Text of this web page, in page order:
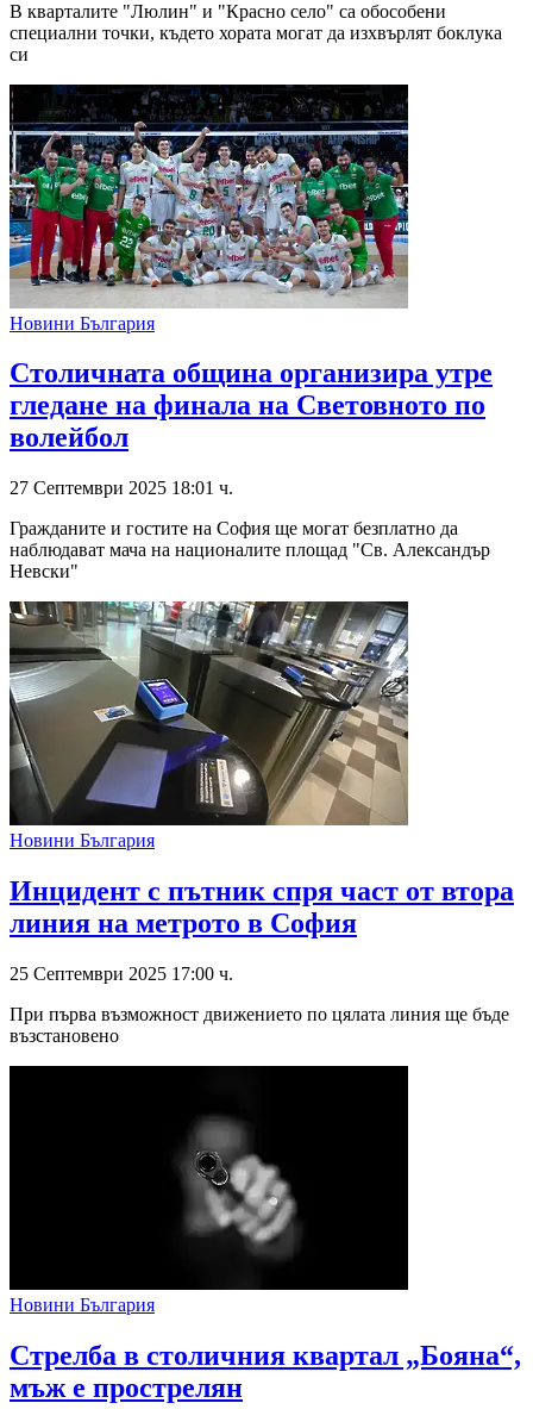
В кварталите "Люлин" и "Красно село" са обособени
специални точки, където хората могат да изхвърлят боклука
си
Новини България
Столичната община организира утре
гледане на финала на Световното по
волейбол
27 Септември 2025 18:01 ч.
Гражданите и гостите на София ще могат безплатно да
наблюдават мача на националите площад "Св. Александър
Невски"
Новини България
Инцидент с пътник спря част от втора
линия на метрото в София
25 Септември 2025 17:00 ч.
При първа възможност движението по цялата линия ще бъде
възстановено
Новини България
Стрелба в столичния квартал „Бояна“,
мъж е прострелян